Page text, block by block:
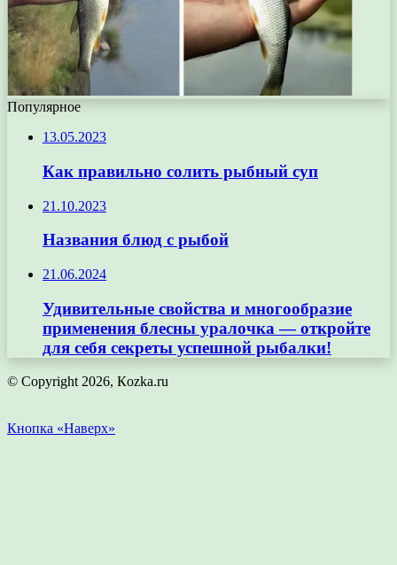
Популярное
13.05.2023
Как правильно солить рыбный суп
21.10.2023
Названия блюд с рыбой
21.06.2024
Удивительные свойства и многообразие
применения блесны уралочка — откройте
для себя секреты успешной рыбалки!
© Copyright 2026, Кozka.ru
Кнопка «Наверх»